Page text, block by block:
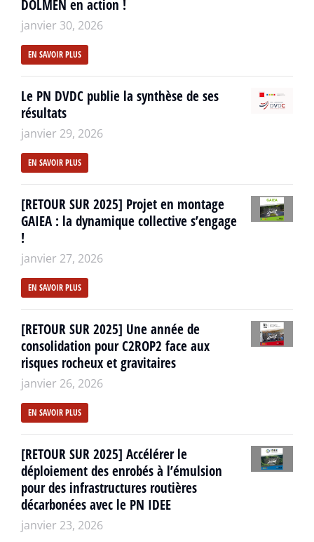
DOLMEN en action !
janvier 30, 2026
EN SAVOIR PLUS
Le PN DVDC publie la synthèse de ses
résultats
janvier 29, 2026
EN SAVOIR PLUS
[RETOUR SUR 2025] Projet en montage
GAIEA : la dynamique collective s’engage
!
janvier 27, 2026
EN SAVOIR PLUS
[RETOUR SUR 2025] Une année de
consolidation pour C2ROP2 face aux
risques rocheux et gravitaires
janvier 26, 2026
EN SAVOIR PLUS
[RETOUR SUR 2025] Accélérer le
déploiement des enrobés à l’émulsion
pour des infrastructures routières
décarbonées avec le PN IDEE
janvier 23, 2026